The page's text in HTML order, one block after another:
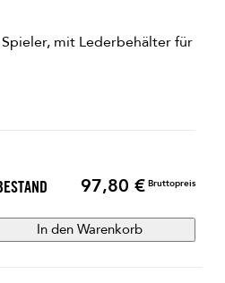
mit Lederbehälter für
Preis
97,80 € Bruttopreis
In den Warenkorb